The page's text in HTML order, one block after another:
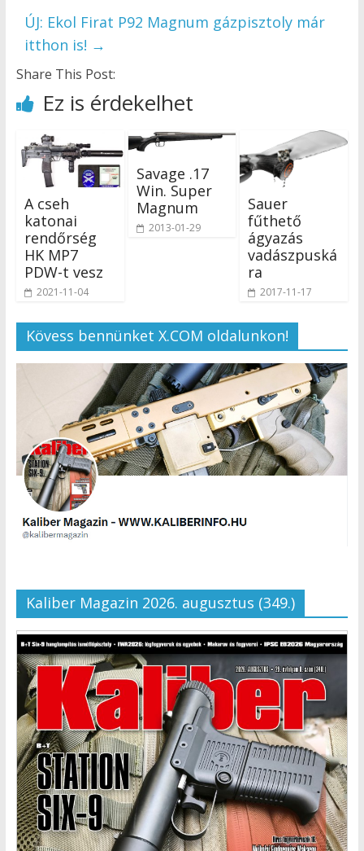
ÚJ: Ekol Firat P92 Magnum gázpisztoly már
itthon is! →
Share This Post:
Ez is érdekelhet
A cseh
katonai
rendőrség
HK MP7
PDW-t vesz
2021-11-04
Savage .17
Win. Super
Magnum
2013-01-29
Sauer
fűthető
ágyazás
vadászpuská
ra
2017-11-17
Kövess bennünket X.COM oldalunkon!
Kaliber Magazin 2026. augusztus (349.)